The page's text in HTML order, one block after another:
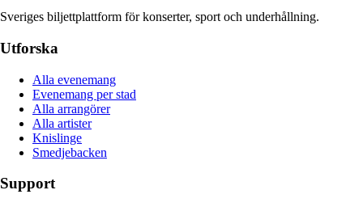
Sveriges biljettplattform för konserter, sport och underhållning.
Utforska
Alla evenemang
Evenemang per stad
Alla arrangörer
Alla artister
Knislinge
Smedjebacken
Support